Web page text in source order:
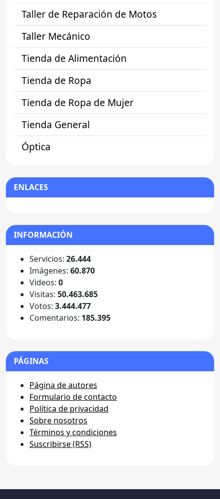
Taller de Reparación de Motos
Taller Mecánico
Tienda de Alimentación
Tienda de Ropa
Tienda de Ropa de Mujer
Tienda General
Óptica
ENLACES
INFORMACIÓN
Servicios: 26.444
Imágenes: 60.870
Videos: 0
Visitas: 50.463.685
Votos: 3.444.477
Comentarios: 185.395
PÁGINAS
Página de autores
Formulario de contacto
Política de privacidad
Sobre nosotros
Términos y condiciones
Suscribirse (RSS)